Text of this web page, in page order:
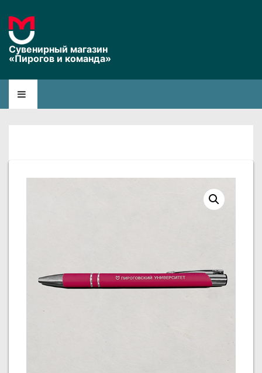
Перейти
основному
Сувенирный магазин
«Пирогов и команда»